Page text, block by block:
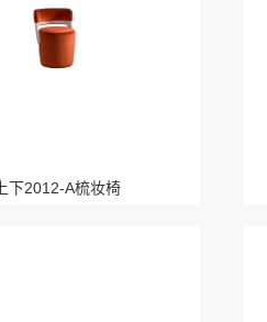
上下2012-A梳妆椅